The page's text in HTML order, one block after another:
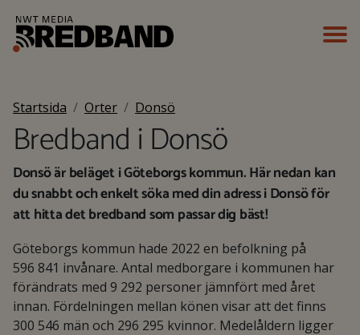
Startsida Orter Donsö
Bredband i Donsö
Donsö är beläget i Göteborgs kommun. Här nedan kan
du snabbt och enkelt söka med din adress i Donsö för
att hitta det bredband som passar dig bäst!
Göteborgs kommun hade 2022 en befolkning på
596 841 invånare. Antal medborgare i kommunen har
förändrats med 9 292 personer jämnfört med året
innan. Fördelningen mellan könen visar att det finns
300 546 män och 296 295 kvinnor. Medelåldern ligger